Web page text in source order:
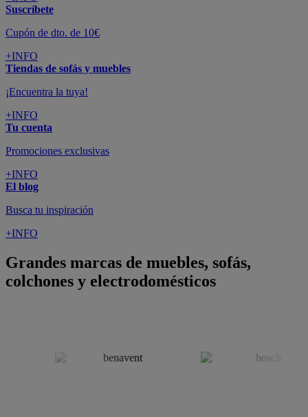
Suscríbete
Cupón de dto. de 10€
+INFO
Tiendas de sofás y muebles
¡Encuentra la tuya!
+INFO
Tu cuenta
Promociones exclusivas
+INFO
El blog
Busca tu inspiración
+INFO
Grandes marcas de muebles, sofás,
colchones y electrodomésticos